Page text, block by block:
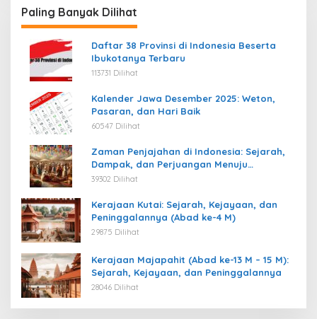
Paling Banyak Dilihat
Daftar 38 Provinsi di Indonesia Beserta
Ibukotanya Terbaru
113731 Dilihat
Kalender Jawa Desember 2025: Weton,
Pasaran, dan Hari Baik
60547 Dilihat
Zaman Penjajahan di Indonesia: Sejarah,
Dampak, dan Perjuangan Menuju
Kemerdekaan
39302 Dilihat
Kerajaan Kutai: Sejarah, Kejayaan, dan
Peninggalannya (Abad ke-4 M)
29875 Dilihat
Kerajaan Majapahit (Abad ke-13 M – 15 M):
Sejarah, Kejayaan, dan Peninggalannya
28046 Dilihat